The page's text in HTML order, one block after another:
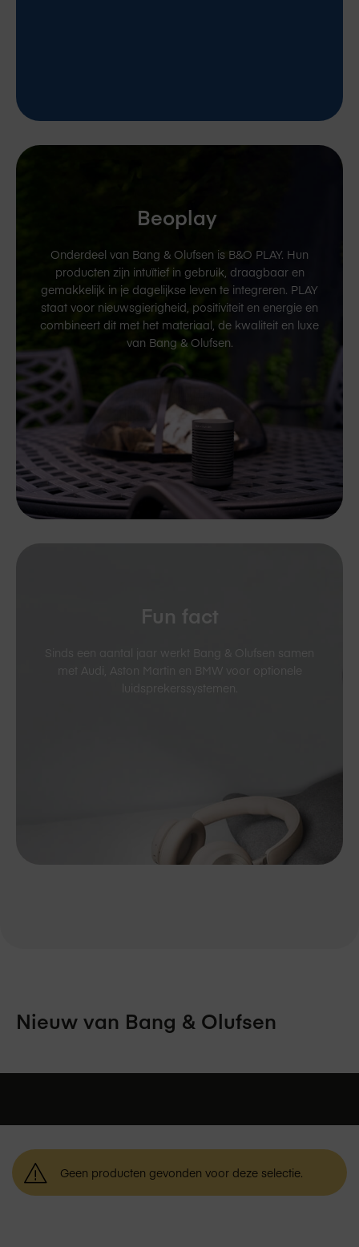
Beoplay
Onderdeel van Bang & Olufsen is B&O PLAY. Hun
producten zijn intuïtief in gebruik, draagbaar en
gemakkelijk in je dagelijkse leven te integreren. PLAY
staat voor nieuwsgierigheid, positiviteit en energie en
combineert dit met het materiaal, de kwaliteit en luxe
van Bang & Olufsen.
Fun fact
Sinds een aantal jaar werkt Bang & Olufsen samen
met Audi, Aston Martin en BMW voor optionele
luidsprekerssystemen.
Nieuw van Bang & Olufsen
Geen producten gevonden voor deze selectie.